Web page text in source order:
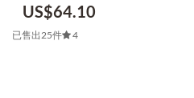
US$64.10
已售出25件 4